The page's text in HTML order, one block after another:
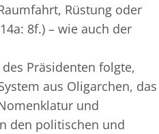
Rüstung oder
8f.) – wie auch der
Präsidenten folgte,
aus Oligarchen, das
und
den politischen und